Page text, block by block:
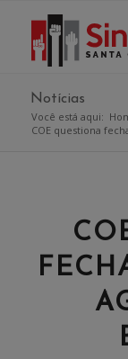
Notícias
Você está aqui:
COE questiona